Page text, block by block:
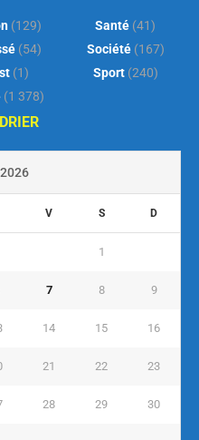
(129)
(54)
(1)
(1 378)
Santé (41)
Société(167)
Sport(240)
V S D
1
7 8 9
14 15 16
21 22 23
28 29 30